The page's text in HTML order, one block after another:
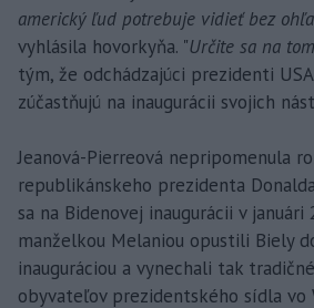
americký ľud potrebuje vidieť bez
vyhlásila hovorkyňa. "Určite sa na
tým, že odchádzajúci prezidenti
zúčastňujú na inaugurácii svojich
Jeanová-Pierreová nepripomenula
republikánskeho prezidenta
sa na Bidenovej inaugurácii v januári
manželkou Melaniou opustili Biely
inauguráciou a vynechali tak
obyvateľov prezidentského sídla vo